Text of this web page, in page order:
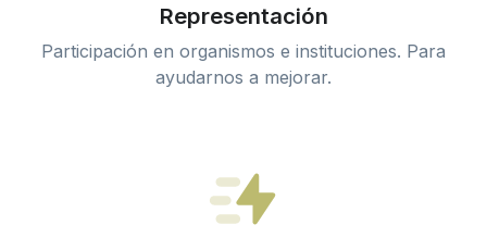
Representación
Participación en organismos e instituciones. Para
ayudarnos a mejorar.